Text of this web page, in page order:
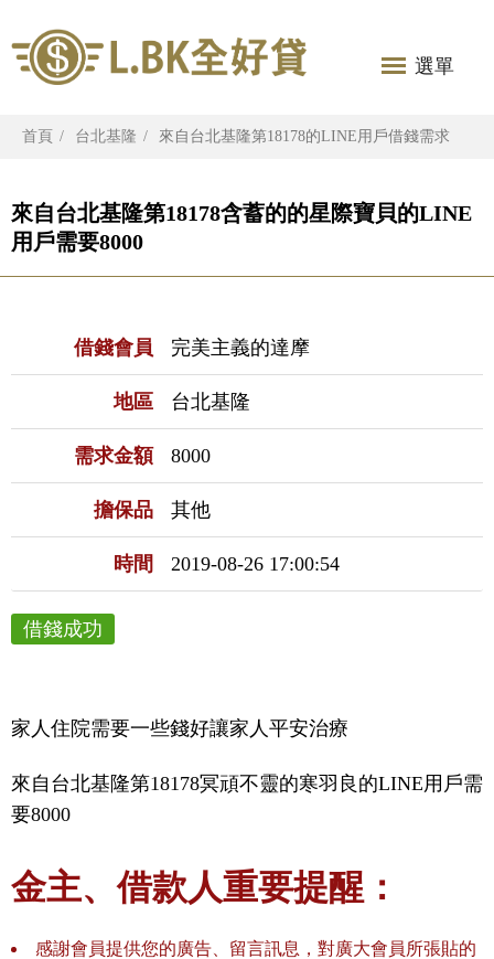
選單
首頁 台北基隆 來自台北基隆第18178的LINE用戶借錢需求
來自台北基隆第18178含蓄的的星際寶貝的LINE
用戶需要8000
借錢會員 完美主義的達摩
地區 台北基隆
需求金額 8000
擔保品 其他
時間 2019-08-26 17:00:54
借錢成功
家人住院需要一些錢好讓家人平安治療
來自台北基隆第18178冥頑不靈的寒羽良的LINE用戶需
要8000
金主、借款人重要提醒：
感謝會員提供您的廣告、留言訊息，對廣大會員所張貼的